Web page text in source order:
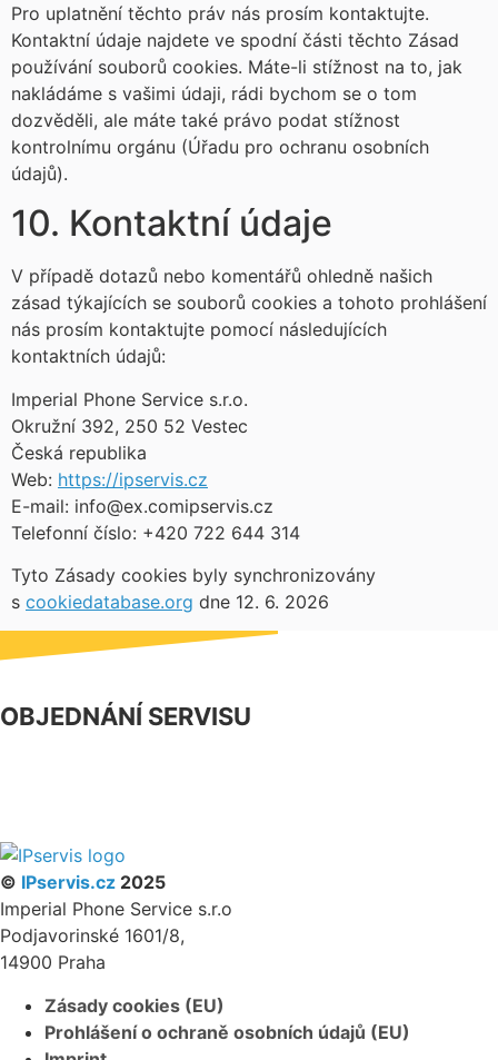
Pro uplatnění těchto práv nás prosím kontaktujte.
Kontaktní údaje najdete ve spodní části těchto Zásad
používání souborů cookies. Máte-li stížnost na to, jak
nakládáme s vašimi údaji, rádi bychom se o tom
dozvěděli, ale máte také právo podat stížnost
kontrolnímu orgánu (Úřadu pro ochranu osobních
údajů).
10. Kontaktní údaje
V případě dotazů nebo komentářů ohledně našich
zásad týkajících se souborů cookies a tohoto prohlášení
nás prosím kontaktujte pomocí následujících
kontaktních údajů:
Imperial Phone Service s.r.o.
Okružní 392, 250 52 Vestec
Česká republika
Web: https://ipservis.cz
E-mail: info@ex.comipservis.cz
Telefonní číslo: +420 722 644 314
Tyto Zásady cookies byly synchronizovány
s cookiedatabase.org dne 12. 6. 2026
OBJEDNÁNÍ SERVISU
© IPservis.cz 2025
Imperial Phone Service s.r.o
Podjavorinské 1601/8,
14900 Praha
Zásady cookies (EU)
Prohlášení o ochraně osobních údajů (EU)